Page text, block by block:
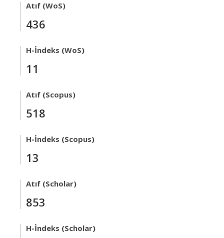
Atıf (WoS)
436
H-İndeks (WoS)
11
Atıf (Scopus)
518
H-İndeks (Scopus)
13
Atıf (Scholar)
853
H-İndeks (Scholar)